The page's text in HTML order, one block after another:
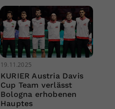
19.11.2025
KURIER Austria Davis
Cup Team verlässt
Bologna erhobenen
Hauptes